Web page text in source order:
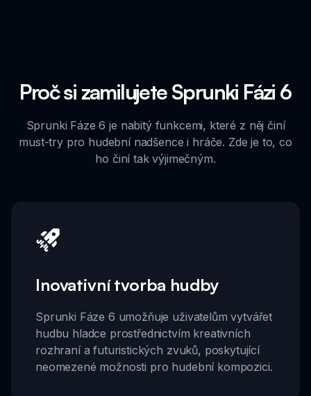
Proč si zamilujete Sprunki Fázi 6
Sprunki Fáze 6 je nabitý funkcemi, které z něj činí
must-try pro hudební nadšence i hráče. Zde je to, co
ho činí tak výjimečným.
Inovativní tvorba hudby
Sprunki Fáze 6 umožňuje uživatelům vytvářet
hudbu hladce prostřednictvím kreativních
rozhraní a futuristických zvuků, poskytující
neomezené možnosti pro hudební kompozici.